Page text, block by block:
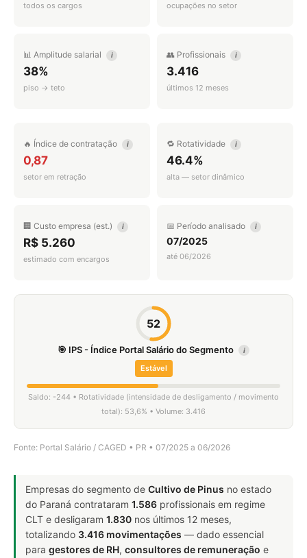
todos os cargos ocupações no setor
📊 Amplitude salarial i
38%
piso → teto
👥 Profissionais i
3.416
últimos 12 meses
🔥 Índice de contratação i
0,87
setor em retração
🔁 Rotatividade i
46.4%
alta — setor dinâmico
🏢 Custo empresa (est.) i
R$ 5.260
estimado com encargos
📅 Período analisado i
07/2025
até 06/2026
52
🎯 IPS - Índice Portal Salário do Segmento i
Estável
Saldo: -244 • Rotatividade (intensidade de desligamento / movimento
total): 53,6% • Volume: 3.416
Fonte: Portal Salário / CAGED • PR • 07/2025 a 06/2026
Empresas do segmento de Cultivo de Pinus no estado
do Paraná contrataram 1.586 profissionais em regime
CLT e desligaram 1.830 nos últimos 12 meses,
totalizando 3.416 movimentações — dado essencial
para gestores de RH, consultores de remuneração e